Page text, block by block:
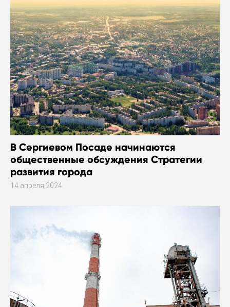
В Сергиевом Посаде начинаются
общественные обсуждения Стратегии
развития города
14 апреля 2024